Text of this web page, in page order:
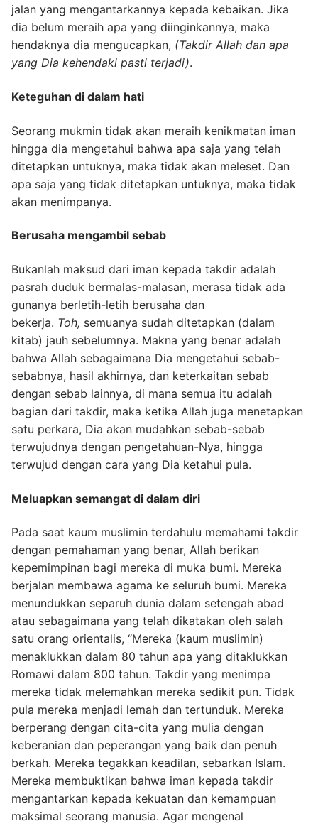
jalan yang mengantarkannya kepada kebaikan. Jika
dia belum meraih apa yang diinginkannya, maka
hendaknya dia mengucapkan, (Takdir Allah dan apa
yang Dia kehendaki pasti terjadi).
Keteguhan di dalam hati
Seorang mukmin tidak akan meraih kenikmatan iman
hingga dia mengetahui bahwa apa saja yang telah
ditetapkan untuknya, maka tidak akan meleset. Dan
apa saja yang tidak ditetapkan untuknya, maka tidak
akan menimpanya.
Berusaha mengambil sebab
Bukanlah maksud dari iman kepada takdir adalah
pasrah duduk bermalas-malasan, merasa tidak ada
gunanya berletih-letih berusaha dan
bekerja. Toh, semuanya sudah ditetapkan (dalam
kitab) jauh sebelumnya. Makna yang benar adalah
bahwa Allah sebagaimana Dia mengetahui sebab-
sebabnya, hasil akhirnya, dan keterkaitan sebab
dengan sebab lainnya, di mana semua itu adalah
bagian dari takdir, maka ketika Allah juga menetapkan
satu perkara, Dia akan mudahkan sebab-sebab
terwujudnya dengan pengetahuan-Nya, hingga
terwujud dengan cara yang Dia ketahui pula.
Meluapkan semangat di dalam diri
Pada saat kaum muslimin terdahulu memahami takdir
dengan pemahaman yang benar, Allah berikan
kepemimpinan bagi mereka di muka bumi. Mereka
berjalan membawa agama ke seluruh bumi. Mereka
menundukkan separuh dunia dalam setengah abad
atau sebagaimana yang telah dikatakan oleh salah
satu orang orientalis, “Mereka (kaum muslimin)
menaklukkan dalam 80 tahun apa yang ditaklukkan
Romawi dalam 800 tahun. Takdir yang menimpa
mereka tidak melemahkan mereka sedikit pun. Tidak
pula mereka menjadi lemah dan tertunduk. Mereka
berperang dengan cita-cita yang mulia dengan
keberanian dan peperangan yang baik dan penuh
berkah. Mereka tegakkan keadilan, sebarkan Islam.
Mereka membuktikan bahwa iman kepada takdir
mengantarkan kepada kekuatan dan kemampuan
maksimal seorang manusia. Agar mengenal